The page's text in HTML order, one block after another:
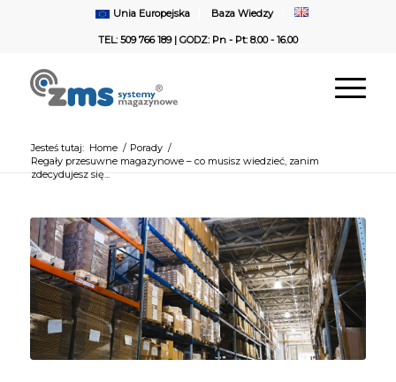
Unia Europejska Baza Wiedzy
TEL: 509 766 189| GODZ: Pn - Pt: 8.00 - 16.00
Jesteś tutaj: Home / Porady /
Regały przesuwne magazynowe – co musisz wiedzieć, zanim
zdecydujesz się...